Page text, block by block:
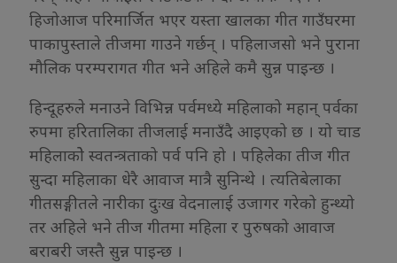
हिजोआज परिमार्जित भएर यस्ता खालका गीत गाउँघरमा
पाकापुस्ताले तीजमा गाउने गर्छन् । पहिलाजसो भने पुराना
मौलिक परम्परागत गीत भने अहिले कमै सुन्न पाइन्छ ।
हिन्दूहरुले मनाउने विभिन्न पर्वमध्ये महिलाको महान् पर्वका
रुपमा हरितालिका तीजलाई मनाउँदै आइएको छ । यो चाड
महिलाकोे स्वतन्त्रताको पर्व पनि हो । पहिलेका तीज गीत
सुन्दा महिलाका धेरै आवाज मात्रै सुनिन्थे । त्यतिबेलाका
गीतसङ्गीतले नारीका दुःख वेदनालाई उजागर गरेको हुन्थ्यो
तर अहिले भने तीज गीतमा महिला र पुरुषको आवाज
बराबरी जस्तै सुन्न पाइन्छ ।